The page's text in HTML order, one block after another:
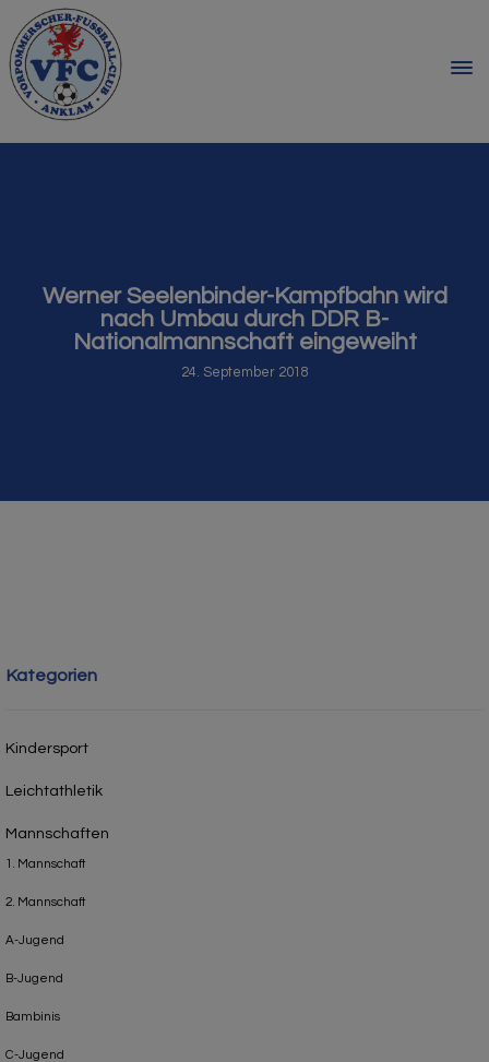
Werner Seelenbinder-Kampfbahn wird
nach Umbau durch DDR B-
Nationalmannschaft eingeweiht
24. September 2018
Kategorien
Kindersport
Leichtathletik
Mannschaften
1. Mannschaft
2. Mannschaft
A-Jugend
B-Jugend
Bambinis
C-Jugend